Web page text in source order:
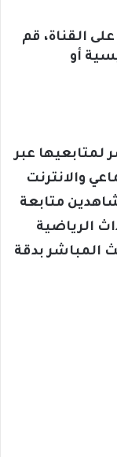
القناة، قم
أو
لمتابعيها عبر
والانترنت
متابعة
الرياضية
المباشر بدقة